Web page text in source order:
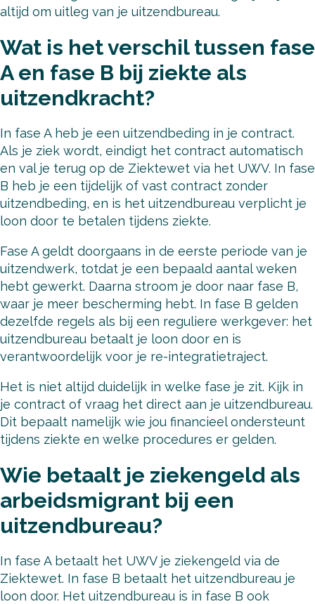
altijd om uitleg van je uitzendbureau.
Wat is het verschil tussen fase
A en fase B bij ziekte als
uitzendkracht?
In fase A heb je een uitzendbeding in je contract.
Als je ziek wordt, eindigt het contract automatisch
en val je terug op de Ziektewet via het UWV. In fase
B heb je een tijdelijk of vast contract zonder
uitzendbeding, en is het uitzendbureau verplicht je
loon door te betalen tijdens ziekte.
Fase A geldt doorgaans in de eerste periode van je
uitzendwerk, totdat je een bepaald aantal weken
hebt gewerkt. Daarna stroom je door naar fase B,
waar je meer bescherming hebt. In fase B gelden
dezelfde regels als bij een reguliere werkgever: het
uitzendbureau betaalt je loon door en is
verantwoordelijk voor je re-integratietraject.
Het is niet altijd duidelijk in welke fase je zit. Kijk in
je contract of vraag het direct aan je uitzendbureau.
Dit bepaalt namelijk wie jou financieel ondersteunt
tijdens ziekte en welke procedures er gelden.
Wie betaalt je ziekengeld als
arbeidsmigrant bij een
uitzendbureau?
In fase A betaalt het UWV je ziekengeld via de
Ziektewet. In fase B betaalt het uitzendbureau je
loon door. Het uitzendbureau is in fase B ook